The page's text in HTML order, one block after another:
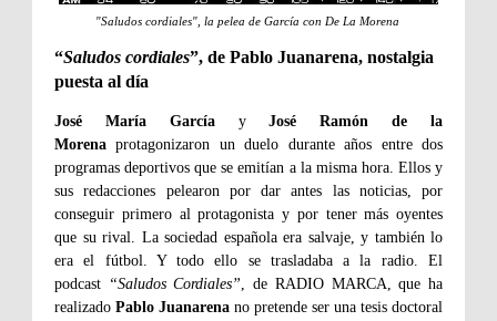
"Saludos cordiales", la pelea de García con De La Morena
“Saludos cordiales”, de Pablo Juanarena, nostalgia
puesta al día
José María García yJosé Ramón de la
Morena protagonizaron un duelo durante años entre dos
programas deportivos que se emitían a la misma hora. Ellos y
sus redacciones pelearon por dar antes las noticias, por
conseguir primero al protagonista y por tener más oyentes
que su rival. La sociedad española era salvaje, y también lo
era el fútbol. Y todo ello se trasladaba a la radio. El
podcast “Saludos Cordiales”, de RADIO MARCA, que ha
realizado Pablo Juanarena no pretende ser una tesis doctoral